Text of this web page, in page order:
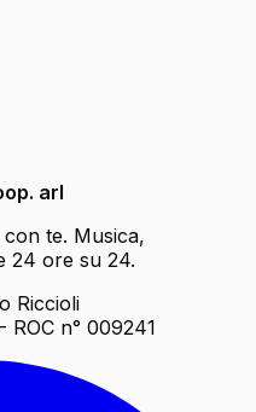
arl
te. Musica,
24 ore su 24.
Riccioli
ROC n° 009241